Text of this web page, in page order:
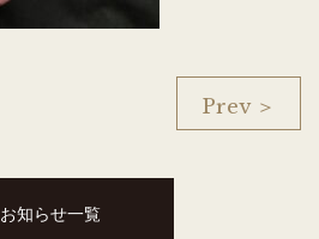
Prev ＞
お知らせ一覧